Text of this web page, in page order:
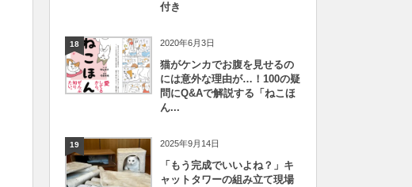
付き
18 2020年6月3日
猫がケンカでお腹を見せるの
には意外な理由が…！100の疑
問にQ&Aで解説する「ねこほ
ん...
19 2025年9月14日
「もう完成でいいよね？」キ
ャットタワーの組み立て現場